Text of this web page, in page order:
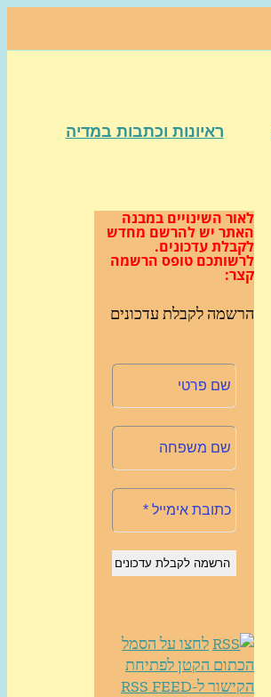
ראיונות וכתבות במדיה
לאור השינויים במבנה
האתר יש להרשם מחדש
לקבלת עדכונים.
לרשותכם טופס הרשמה
קצר:
הרשמה לקבלת עדכונים
לחצו על הסמל
הכתום הקטן לפתיחת
הקישור ל-RSS FEED